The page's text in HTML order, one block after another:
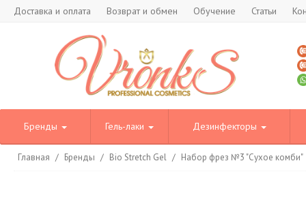
Доставка и оплата Возврат и обмен Обучение Статьи
Бренды Гель-лаки Дезинфекторы
Главная / Бренды / Bio Stretch Gel / Набор фрез №3 "Сухое комби"